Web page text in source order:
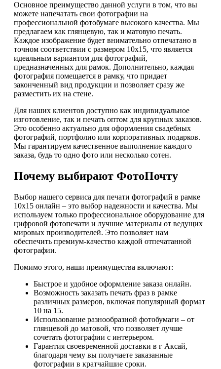
Основное преимущество данной услуги в том, что вы
можете напечатать свои фотографии на
профессиональной фотобумаге высокого качества. Мы
предлагаем как глянцевую, так и матовую печать.
Каждое изображение будет внимательно отпечатано в
точном соответствии с размером 10х15, что является
идеальным вариантом для фотографий,
предназначенных для рамок. Дополнительно, каждая
фотография помещается в рамку, что придает
законченный вид продукции и позволяет сразу же
разместить их на стене.
Для наших клиентов доступно как индивидуальное
изготовление, так и печать оптом для крупных заказов.
Это особенно актуально для оформления свадебных
фотографий, портфолио или корпоративных подарков.
Мы гарантируем качественное выполнение каждого
заказа, будь то одно фото или несколько сотен.
Почему выбирают ФотоПочту
Выбор нашего сервиса для печати фотографий в рамке
10х15 онлайн – это выбор надежности и качества. Мы
используем только профессиональное оборудование для
цифровой фотопечати и лучшие материалы от ведущих
мировых производителей. Это позволяет нам
обеспечить премиум-качество каждой отпечатанной
фотографии.
Помимо этого, наши преимущества включают:
Быстрое и удобное оформление заказа онлайн.
Возможность заказать печать фраз в рамке
различных размеров, включая популярный формат
10 на 15.
Использование разнообразной фотобумаги – от
глянцевой до матовой, что позволяет лучше
сочетать фотографии с интерьером.
Гарантия своевременной доставки в г Аксай,
благодаря чему вы получаете заказанные
фотографии в кратчайшие сроки.